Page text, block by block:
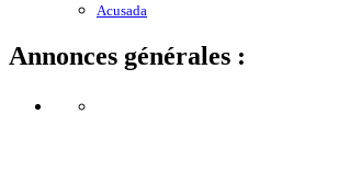
Acusada
Annonces générales :